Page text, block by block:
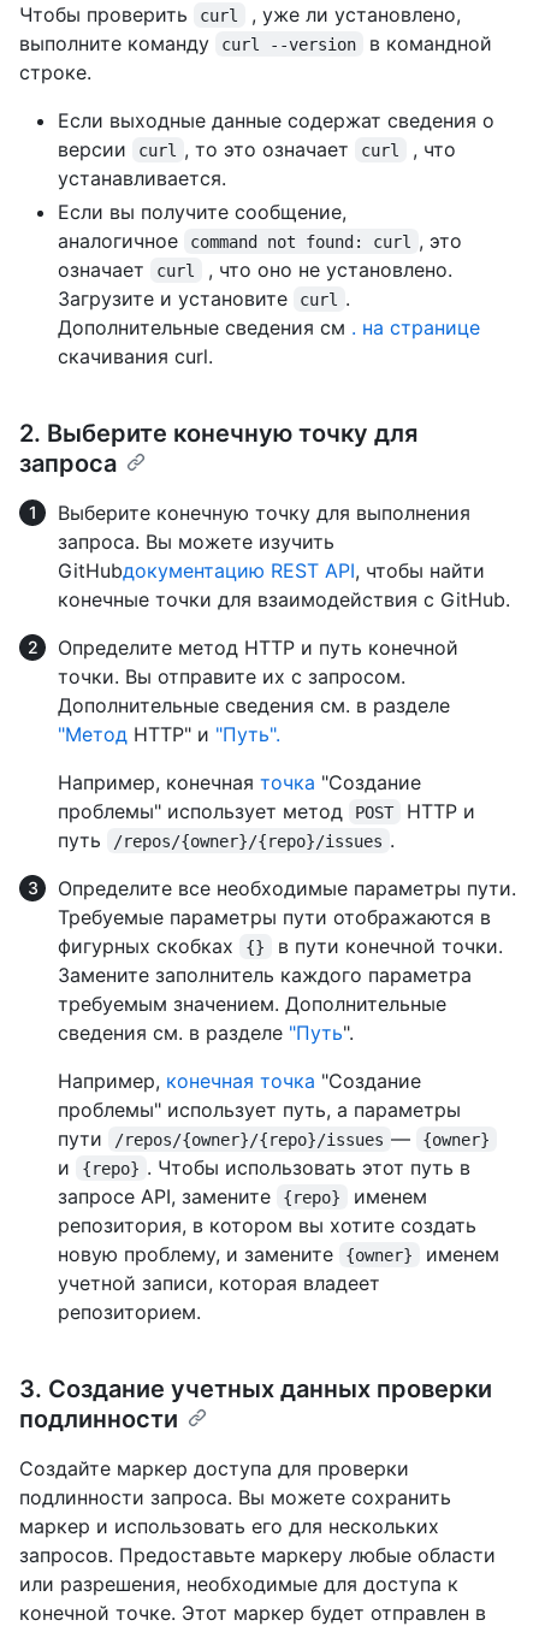
Чтобы проверить
curl
, уже ли установлено,
выполните команду
curl --version
в командной
строке.
Если выходные данные содержат сведения о
версии
curl , то это означает curl
, что
устанавливается.
Если вы получите сообщение,
аналогичное
command not found: curl
, это
означает
curl
, что оно не установлено.
Загрузите и установите
curl
.
Дополнительные сведения см . на странице
скачивания curl.
2. Выберите конечную точку для
запроса
Выберите конечную точку для выполнения
запроса. Вы можете изучить
GitHubдокументацию REST API, чтобы найти
конечные точки для взаимодействия с GitHub.
Определите метод HTTP и путь конечной
точки. Вы отправите их с запросом.
Дополнительные сведения см. в разделе
"Метод HTTP" и "Путь".
Например, конечная точка "Создание
проблемы" использует метод
POST
HTTP и
путь
/repos/{owner}/{repo}/issues .
Определите все необходимые параметры пути.
Требуемые параметры пути отображаются в
фигурных скобках
{}
в пути конечной точки.
Замените заполнитель каждого параметра
требуемым значением. Дополнительные
сведения см. в разделе "Путь".
Например, конечная точка "Создание
проблемы" использует путь, а параметры
пути
/repos/{owner}/{repo}/issues — {owner}
и {repo} . Чтобы использовать этот путь в
запросе API, замените
{repo}
именем
репозитория, в котором вы хотите создать
новую проблему, и замените
{owner}
именем
учетной записи, которая владеет
репозиторием.
3. Создание учетных данных проверки
подлинности
Создайте маркер доступа для проверки
подлинности запроса. Вы можете сохранить
маркер и использовать его для нескольких
запросов. Предоставьте маркеру любые области
или разрешения, необходимые для доступа к
конечной точке. Этот маркер будет отправлен в